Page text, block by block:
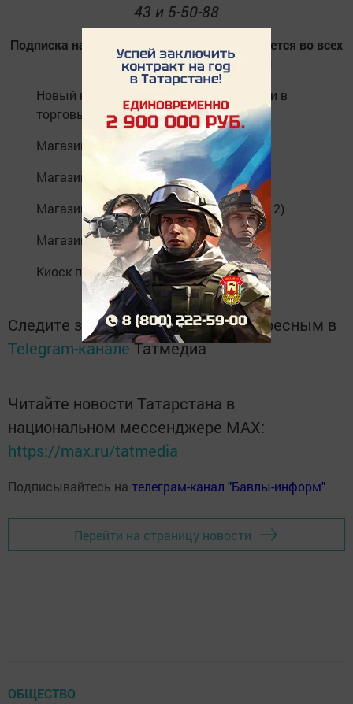
43 и 5-50-88
Подписка на газету «Слава труду» принимается во всех
отделениях почты и в редакции
Новый номер газеты можно приобрести в
торговых точках:
Магазин «Продукты» (ул. Х.Такташа, 5)
Магазин «Атлант» (ул. Пионерская, 4а)
Магазин «Мандарин» (ул. Куйбышева, 12)
Магазин «Кулинария» (пер. Кирова, 7)
Киоск почты (пл. Победы, 6)
Следите за самым важным и интересным в
Telegram-канале Татмедиа
Читайте новости Татарстана в
национальном мессенджере MАХ:
https://max.ru/tatmedia
Подписывайтесь на телеграм-канал "Бавлы-информ"
Перейти на страницу новости
ОБЩЕСТВО